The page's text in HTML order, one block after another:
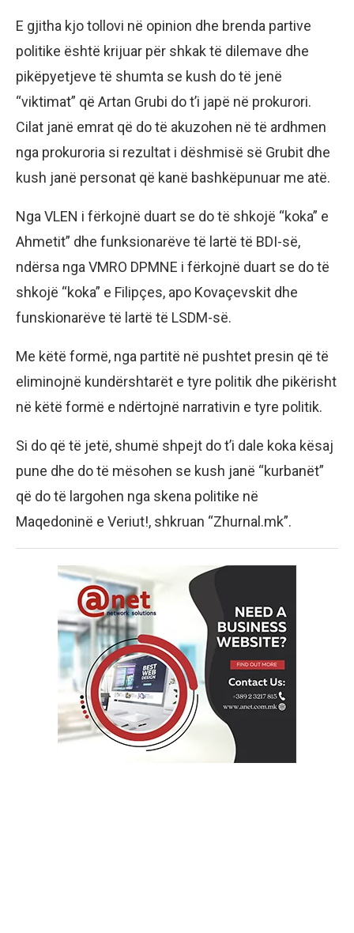
E gjitha kjo tollovi në opinion dhe brenda partive
politike është krijuar për shkak të dilemave dhe
pikëpyetjeve të shumta se kush do të jenë
“viktimat” që Artan Grubi do t’i japë në prokurori.
Cilat janë emrat që do të akuzohen në të ardhmen
nga prokuroria si rezultat i dëshmisë së Grubit dhe
kush janë personat që kanë bashkëpunuar me atë.
Nga VLEN i fërkojnë duart se do të shkojë “koka” e
Ahmetit” dhe funksionarëve të lartë të BDI-së,
ndërsa nga VMRO DPMNE i fërkojnë duart se do të
shkojë “koka” e Filipçes, apo Kovaçevskit dhe
funskionarëve të lartë të LSDM-së.
Me këtë formë, nga partitë në pushtet presin që të
eliminojnë kundërshtarët e tyre politik dhe pikërisht
në këtë formë e ndërtojnë narrativin e tyre politik.
Si do që të jetë, shumë shpejt do t’i dale koka kësaj
pune dhe do të mësohen se kush janë “kurbanët”
që do të largohen nga skena politike në
Maqedoninë e Veriut!, shkruan “Zhurnal.mk”.